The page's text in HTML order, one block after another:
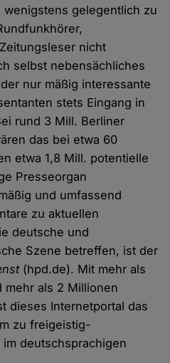
gelegentlich zu
nicht
selbst nebensächliches
nur mäßig interessante
stets Eingang in
rund 3 Mill. Berliner
das bei etwa 60
etwa 1,8 Mill. potentielle
Presseorgan
und umfassend
zu aktuellen
deutsche und
Szene betreffen, ist der
(hpd.de). Mit mehr als
mehr als 2 Millionen
dieses Internetportal das
zu freigeistig-
deutschsprachigen